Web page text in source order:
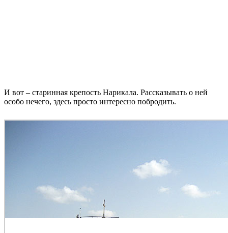
И вот – старинная крепость Нарикала. Рассказывать о ней
особо нечего, здесь просто интересно побродить.